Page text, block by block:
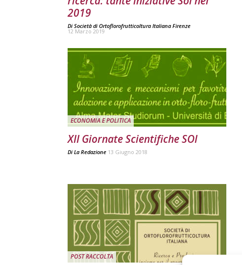
2019
Di Società di Ortoflorofrutticoltura Italiana Firenze
12 Marzo 2019
ECONOMIA E POLITICA
XII Giornate Scientifiche SOI
Di La Redazione 13 Giugno 2018
POST RACCOLTA